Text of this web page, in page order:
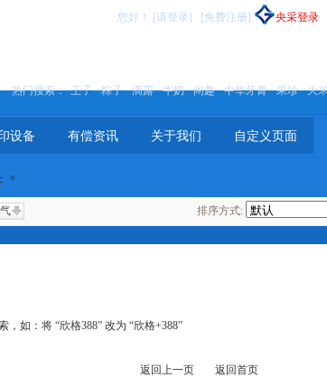
您好 ！ [请登录] [免费注册] 央采登录
热门搜索： 王子 粽子 滴露 牛奶 闲趣 中华牙膏 果珍 大
设备 有偿资讯 关于我们 自定义页面
»
排序方式:
如：将 “欣格388” 改为 “欣格+388”
返回上一页 返回首页